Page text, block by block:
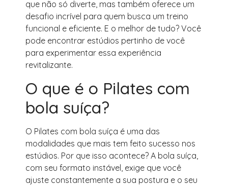
que não só diverte, mas também oferece um
desafio incrível para quem busca um treino
funcional e eficiente. E o melhor de tudo? Você
pode encontrar estúdios pertinho de você
para experimentar essa experiência
revitalizante.
O que é o Pilates com
bola suíça?
O Pilates com bola suíça é uma das
modalidades que mais tem feito sucesso nos
estúdios. Por que isso acontece? A bola suíça,
com seu formato instável, exige que você
ajuste constantemente a sua postura e o seu